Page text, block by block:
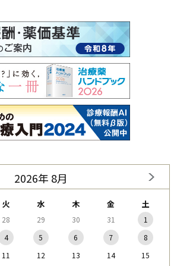
2026年 8月
火 水 木 金 土
28 29 30 31
1
4 5 6 7
8
11 12 13 14
15